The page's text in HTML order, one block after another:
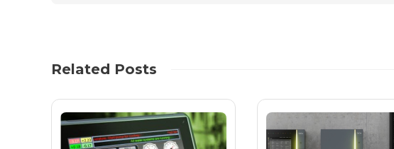
Related Posts